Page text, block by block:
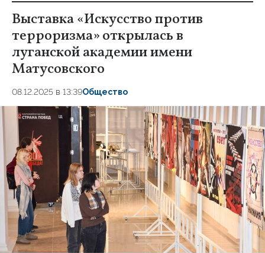
Выставка «Искусство против
терроризма» открылась в
луганской академии имени
Матусовского
08.12.2025 в 13:39Общество